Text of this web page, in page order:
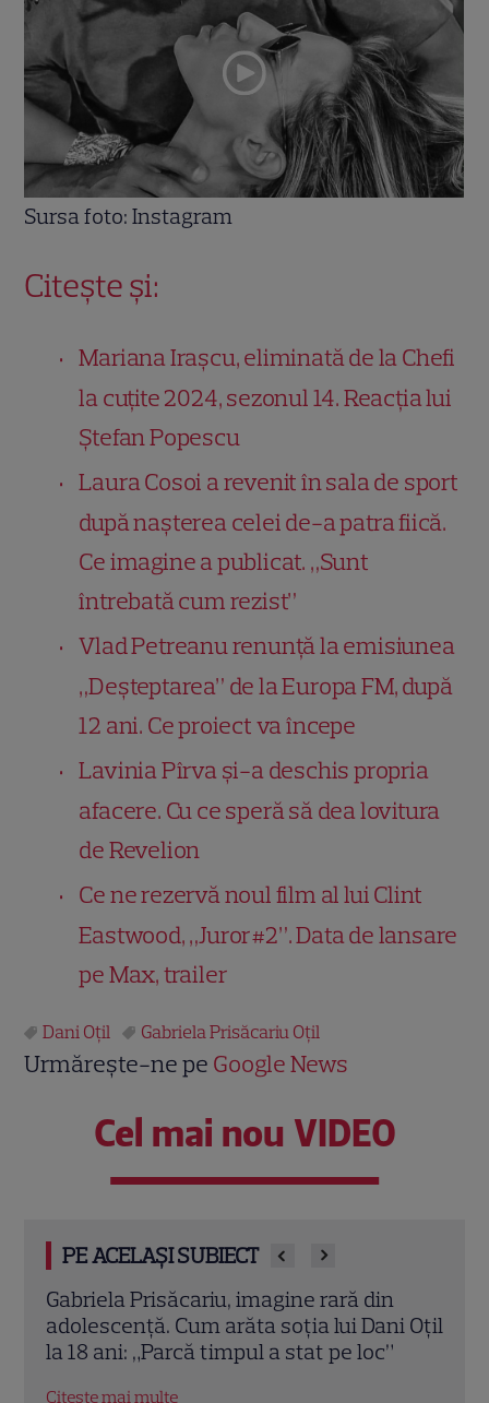
Sursa foto: Instagram
Citește și:
Mariana Irașcu, eliminată de la Chefi
la cuțite 2024, sezonul 14. Reacția lui
Ștefan Popescu
Laura Cosoi a revenit în sala de sport
după nașterea celei de-a patra fiică.
Ce imagine a publicat. „Sunt
întrebată cum rezist”
Vlad Petreanu renunță la emisiunea
„Deșteptarea” de la Europa FM, după
12 ani. Ce proiect va începe
Lavinia Pîrva și-a deschis propria
afacere. Cu ce speră să dea lovitura
de Revelion
Ce ne rezervă noul film al lui Clint
Eastwood, „Juror#2”. Data de lansare
pe Max, trailer
Dani Oțil Gabriela Prisăcariu Oțil
Urmărește-ne pe Google News
Cel mai nou VIDEO
PE ACELAȘI SUBIECT
Fructul oprit de pe plajă! Gabriela
Prisăcariu, apariție de revistă în cele mai
sexy costume de baie ale verii
Citește mai multe